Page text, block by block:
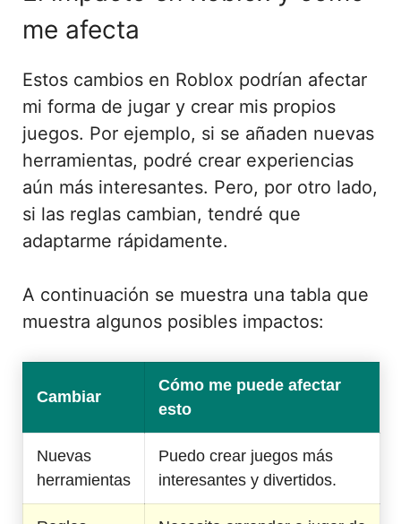
me afecta
Estos cambios en Roblox podrían afectar
mi forma de jugar y crear mis propios
juegos. Por ejemplo, si se añaden nuevas
herramientas, podré crear experiencias
aún más interesantes. Pero, por otro lado,
si las reglas cambian, tendré que
adaptarme rápidamente.
A continuación se muestra una tabla que
muestra algunos posibles impactos:
Cambiar
Cómo me puede afectar
esto
Nuevas
herramientas
Puedo crear juegos más
interesantes y divertidos.